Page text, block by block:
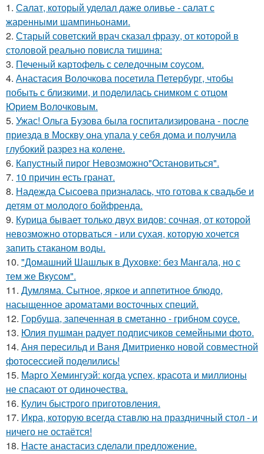
1. Салат, который уделал даже оливье - салат с
жаренными шампиньонами.
2. Старый советский врач сказал фразу, от которой в
столовой реально повисла тишинa:
3. Печеный картофель с селедочным соусом.
4. Анастасия Волочкова посетила Петербург, чтобы
побыть с близкими, и поделилась снимком с отцом
Юрием Волочковым.
5. Ужас! Ольга Бузова была госпитализирована - после
приезда в Москву она упала у себя дома и получила
глубокий разрез на колене.
6. Капустный пирог Невозможно"Остановиться".
7. 10 причин есть гранат.
8. Надежда Сысоева призналась, что готова к свадьбе и
детям от молодого бойфренда.
9. Курица бывает только двух видов: сочная, от которой
невозможно оторваться - или сухая, которую хочется
запить стаканом воды.
10. "Домашний Шашлык в Духовке: без Мангала, но с
тем же Вкусом".
11. Думляма. Сытное, яркое и аппетитное блюдо,
насыщенное ароматами восточных специй.
12. Горбуша, запеченная в сметанно - грибном соусе.
13. Юлия пушман радует подписчиков семейными фото.
14. Аня пересильд и Ваня Дмитриенко новой совместной
фотосессией поделились!
15. Марго Хемингуэй: когда успех, красота и миллионы
не спасают от одиночества.
16. Кулич быстрого приготовления.
17. Икра, которую всегда ставлю на праздничный стол - и
ничего не остаётся!
18. Насте анастасиз сделали предложение.